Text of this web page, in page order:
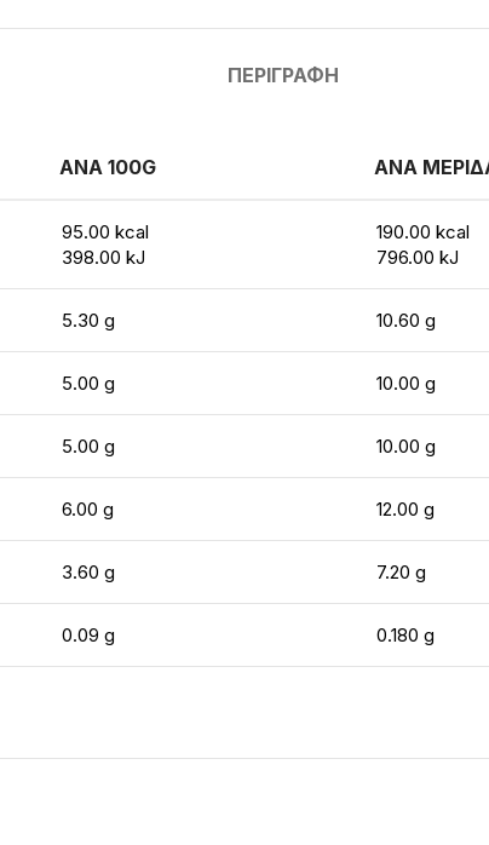
ΠΕΡΙΓΡΑΦΉ
ΑΝΑ 100G ΑΝΑ
95.00 kcal
398.00 kJ
190.00 kcal
796.00 kJ
5.30 g 10.60 g
5.00 g 10.00 g
5.00 g 10.00 g
6.00 g 12.00 g
3.60 g 7.20 g
0.09 g 0.180 g